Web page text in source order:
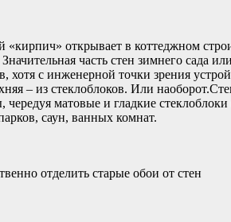
открывает в коттеджном
часть стен зимнего сада
с инженерной точки зрения
– из стеклоблоков. Или
матовые и гладкие
саун, ванных комнат.
отделить старые обои от стен